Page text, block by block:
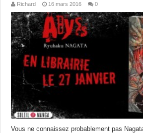
Richard 16 mars 2016 0
Vous ne connaissez probablement pas